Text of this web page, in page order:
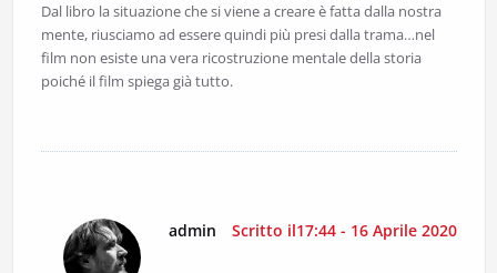
Dal libro la situazione che si viene a creare è fatta dalla nostra
mente, riusciamo ad essere quindi più presi dalla trama…nel
film non esiste una vera ricostruzione mentale della storia
poiché il film spiega già tutto.
admin Scritto il17:44 - 16 Aprile 2020